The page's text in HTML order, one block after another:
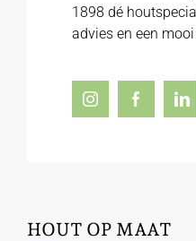
1898 dé
advies en een
HOUT OP MAAT